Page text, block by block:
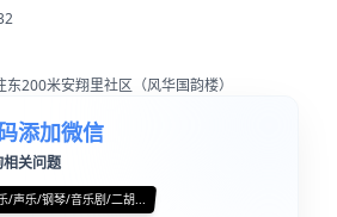
200米安翔里社区（风华国韵楼）
添加微信
相关问题
/声乐/钢琴/音乐剧/二胡...